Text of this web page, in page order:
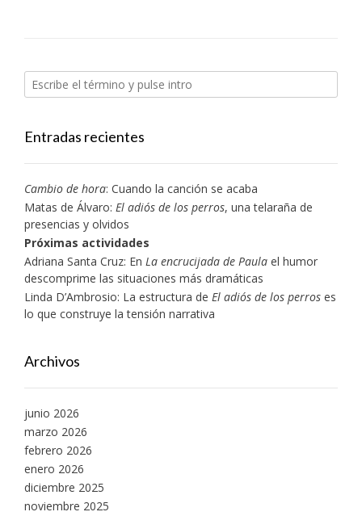
Entradas recientes
Cambio de hora: Cuando la canción se acaba
Matas de Álvaro: El adiós de los perros, una telaraña de
presencias y olvidos
Próximas actividades
Adriana Santa Cruz: En La encrucijada de Paula el humor
descomprime las situaciones más dramáticas
Linda D’Ambrosio: La estructura de El adiós de los perros es
lo que construye la tensión narrativa
Archivos
junio 2026
marzo 2026
febrero 2026
enero 2026
diciembre 2025
noviembre 2025